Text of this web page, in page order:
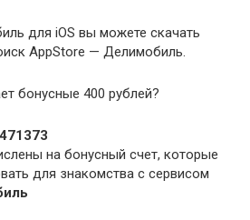
для iOS вы можете скачать
AppStore — Делимобиль.
бонусные 400 рублей?
на бонусный счет, которые
для знакомства с сервисом